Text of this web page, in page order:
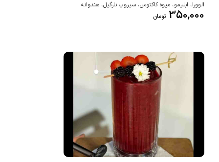
الوورا، ابلیمو، میوه کاکتوس، سیروپ نارگیل، هندوانه
350,000 تومان